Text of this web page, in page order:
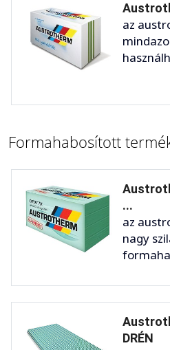
az
Formahabosított
...
az
nagy
DRÉN